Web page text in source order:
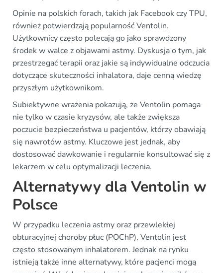
Opinie na polskich forach, takich jak Facebook czy TPU,
również potwierdzają popularność Ventolin.
Użytkownicy często polecają go jako sprawdzony
środek w walce z objawami astmy. Dyskusja o tym, jak
przestrzegać terapii oraz jakie są indywidualne odczucia
dotyczące skuteczności inhalatora, daje cenną wiedzę
przyszłym użytkownikom.
Subiektywne wrażenia pokazują, że Ventolin pomaga
nie tylko w czasie kryzysów, ale także zwiększa
poczucie bezpieczeństwa u pacjentów, którzy obawiają
się nawrotów astmy. Kluczowe jest jednak, aby
dostosować dawkowanie i regularnie konsultować się z
lekarzem w celu optymalizacji leczenia.
Alternatywy dla Ventolin w
Polsce
W przypadku leczenia astmy oraz przewlekłej
obturacyjnej choroby płuc (POChP), Ventolin jest
często stosowanym inhalatorem. Jednak na rynku
istnieją także inne alternatywy, które pacjenci mogą